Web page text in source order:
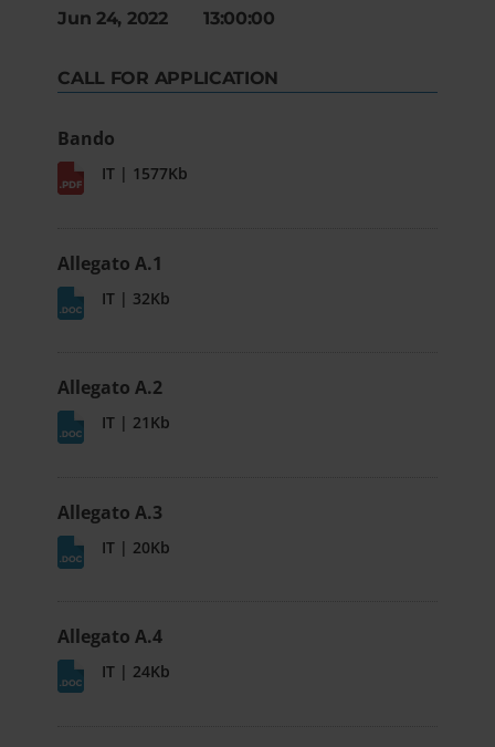
Jun 24, 2022 13:00:00
CALL FOR APPLICATION
Bando
IT | 1577Kb
Allegato A.1
IT | 32Kb
Allegato A.2
IT | 21Kb
Allegato A.3
IT | 20Kb
Allegato A.4
IT | 24Kb